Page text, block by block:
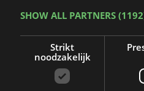
SHOW ALL PARTNERS
Strikt
noodzakelijk